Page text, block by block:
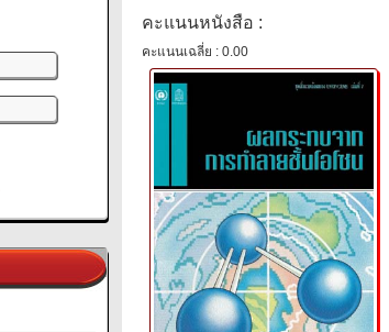
คะแนนหนังสือ :
คะแนนเฉลี่ย : 0.00